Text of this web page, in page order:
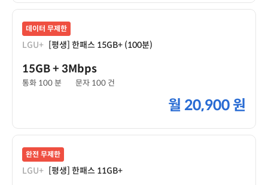
데이터 무제한
LGU+ [평생] 한패스 15GB+ (100분)
15GB+ 3Mbps
통화 100 분 문자 100 건
월 20,900 원
완전 무제한
LGU+ [평생] 한패스 11GB+